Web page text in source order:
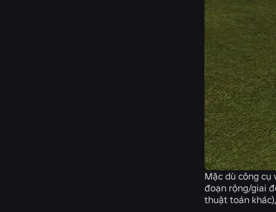
Mặc dù công cụ
đoạn rộng/giai
thuật toán